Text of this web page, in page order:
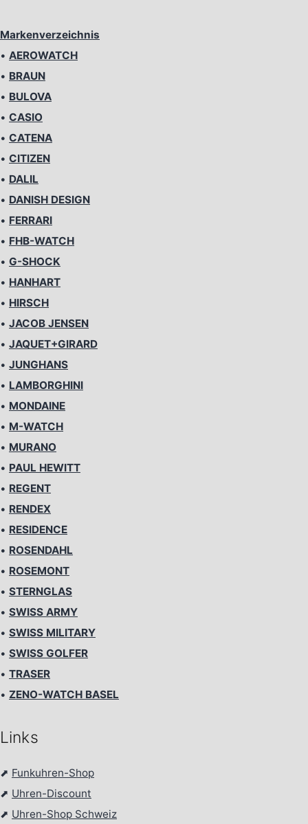
Markenverzeichnis
• AEROWATCH
• BRAUN
• BULOVA
• CASIO
• CATENA
• CITIZEN
• DALIL
• DANISH DESIGN
• FERRARI
• FHB-WATCH
• G-SHOCK
• HANHART
• HIRSCH
• JACOB JENSEN
• JAQUET+GIRARD
• JUNGHANS
• LAMBORGHINI
• MONDAINE
• M-WATCH
• MURANO
• PAUL HEWITT
• REGENT
• RENDEX
• RESIDENCE
• ROSENDAHL
• ROSEMONT
• STERNGLAS
• SWISS ARMY
• SWISS MILITARY
• SWISS GOLFER
• TRASER
• ZENO-WATCH BASEL
Links
⬈ Funkuhren-Shop
⬈ Uhren-Discount
⬈ Uhren-Shop Schweiz